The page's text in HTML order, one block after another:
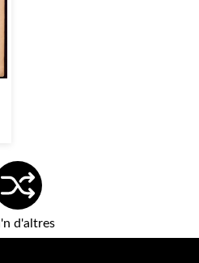
d'altres